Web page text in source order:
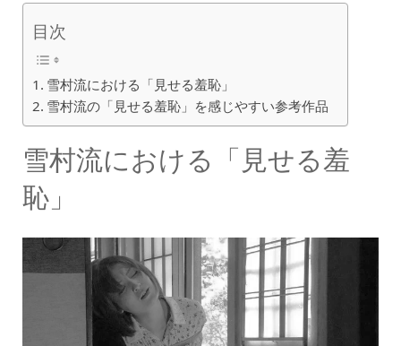
目次
雪村流における「見せる羞恥」
雪村流の「見せる羞恥」を感じやすい参考作品
雪村流における「見せる羞
恥」